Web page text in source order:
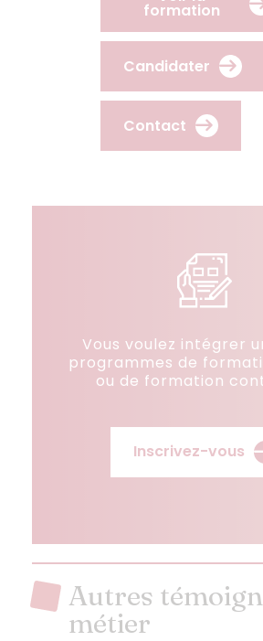
formation
Candidater
Contact
Vous voulez intégrer
programmes de
ou de formation
Inscrivez-vous
Autres
métier